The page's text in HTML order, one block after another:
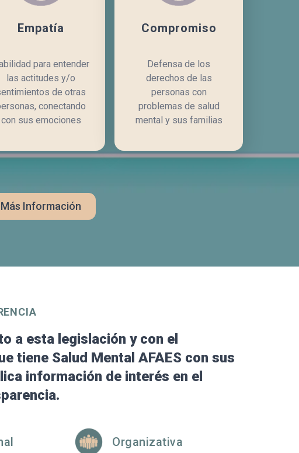
Empatía
para entender
las actitudes y/o
de otras
conectando
con sus emociones
Compromiso
Defensa de los
derechos de las
personas con
problemas de salud
mental y sus familias
Más Información
a esta legislación y con el
tiene Salud Mental AFAES con sus
información de interés en el
Organizativa